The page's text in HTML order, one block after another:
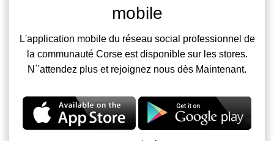
mobile
L'application mobile du réseau social professionnel de
la communauté Corse est disponible sur les stores.
N`'attendez plus et rejoignez nous dès Maintenant.